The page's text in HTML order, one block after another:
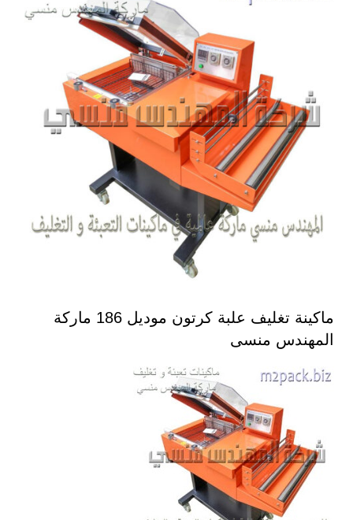
ماكينة تغليف علبة كرتون موديل 186 ماركة
المهندس منسى